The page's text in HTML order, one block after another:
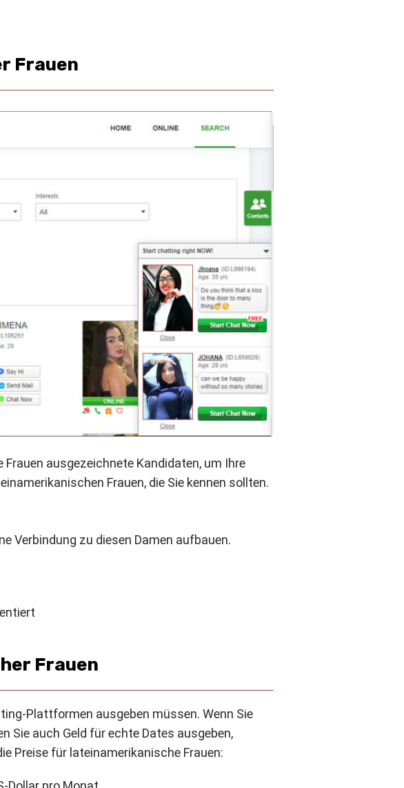
Frauen
ausgezeichnete Kandidaten, um Ihre
Frauen, die Sie kennen sollten.
Verbindung zu diesen Damen aufbauen.
Frauen
Plattformen ausgeben müssen. Wenn Sie
Sie auch Geld für echte Dates ausgeben,
Preise für lateinamerikanische Frauen: